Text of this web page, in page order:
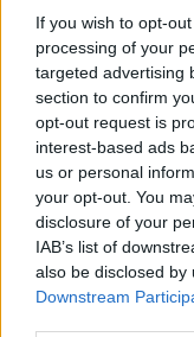
If you wish to opt-
processing of your
targeted advertising
section to confirm
opt-out request is
interest-based ads
us or personal
your opt-out. You
disclosure of your
IAB’s list of
also be disclosed
Downstream
Sinatrától, Bill
Sound Of Silence a
Love Will Tear Us
is, mint a Titanic
Go OnCeline Dion
A szavazás
dalainak pontos
1. Everybody
2. Candle In The
3. The Living